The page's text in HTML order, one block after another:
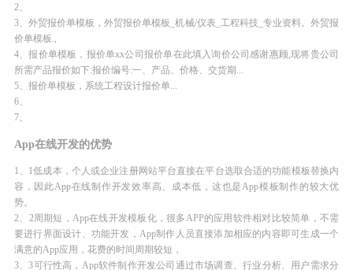
2、
3、外贸报价单模板，外贸报价单模板_机械/仪表_工程科技_专业资料。外贸报
价单模板.,
4、报价单模板，报价单xx公司报价单在此填入询价公司感谢惠顾,现将贵公司
所需产品报价如下:报价编号:一、产品、价格、交货期...
5、报价单模板，系统工程设计报价单...
6、
7、
App在线开发的优势
1、1低成本，个人或企业注册网站平台直接在平台选取合适的功能模板替换内
容，因此App在线制作开发效率高、成本低，这也是App模板制作的较大优
势。
2、2周期短，App在线开发模板化，很多APP的应用软件相对比较简单，不需
要进行界面设计、功能开发，App制作人员直接添加相应的内容即可生成一个
满意的App应用，花费的时间周期较短，
3、3可行性高，App软件制作开发公司通过市场调查、行业分析、用户需求分